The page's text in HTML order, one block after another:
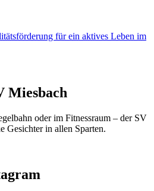
für ein aktives Leben im
Miesbach
oder im Fitnessraum – der SV
Gesichter in allen Sparten.